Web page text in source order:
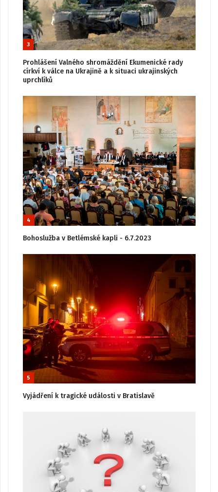
3
Prohlášení Valného shromáždění Ekumenické rady
církví k válce na Ukrajině a k situaci ukrajinských
uprchlíků
4
Bohoslužba v Betlémské kapli - 6.7.2023
5
Vyjádření k tragické události v Bratislavě